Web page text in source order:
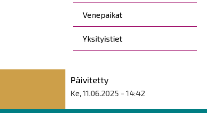
Venepaikat
Yksityistiet
Päivitetty
Ke, 11.06.2025 - 14:42